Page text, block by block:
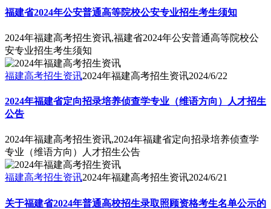
福建省2024年公安普通高等院校公安专业招生考生须知
2024年福建高考招生资讯,福建省2024年公安普通高等院校公
安专业招生考生须知
福建高考招生资讯2024年福建高考招生资讯2024/6/22
2024年福建省定向招录培养侦查学专业（维语方向）人才招生
公告
2024年福建高考招生资讯,2024年福建省定向招录培养侦查学
专业（维语方向）人才招生公告
福建高考招生资讯2024年福建高考招生资讯2024/6/21
关于福建省2024年普通高校招生录取照顾资格考生名单公示的